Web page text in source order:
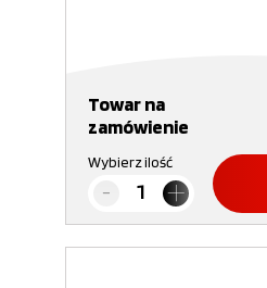
Towar na
zamówienie
Wybierz ilość